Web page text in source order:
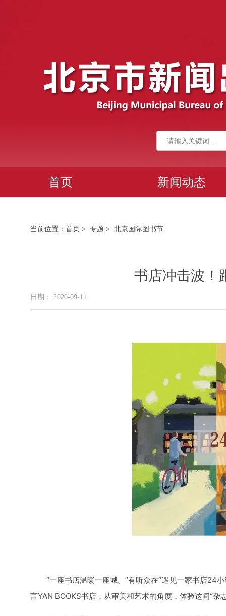
首页 新闻动态
当前位置： 首页 > 专题 > 北京国际图书节
书店冲击波！
日期： 2020-09-11
“一座书店温暖一座城。”有听众在“遇见一家书店24
言YAN BOOKS书店，从审美和艺术的角度，体验这间“杂